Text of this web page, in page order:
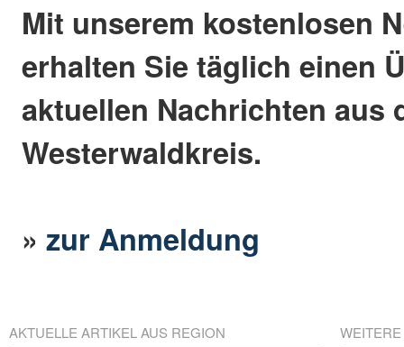
Mit unserem kostenlosen
erhalten Sie täglich einen
aktuellen Nachrichten aus
Westerwaldkreis.
»zur Anmeldung
AKTUELLE ARTIKEL AUS REGION